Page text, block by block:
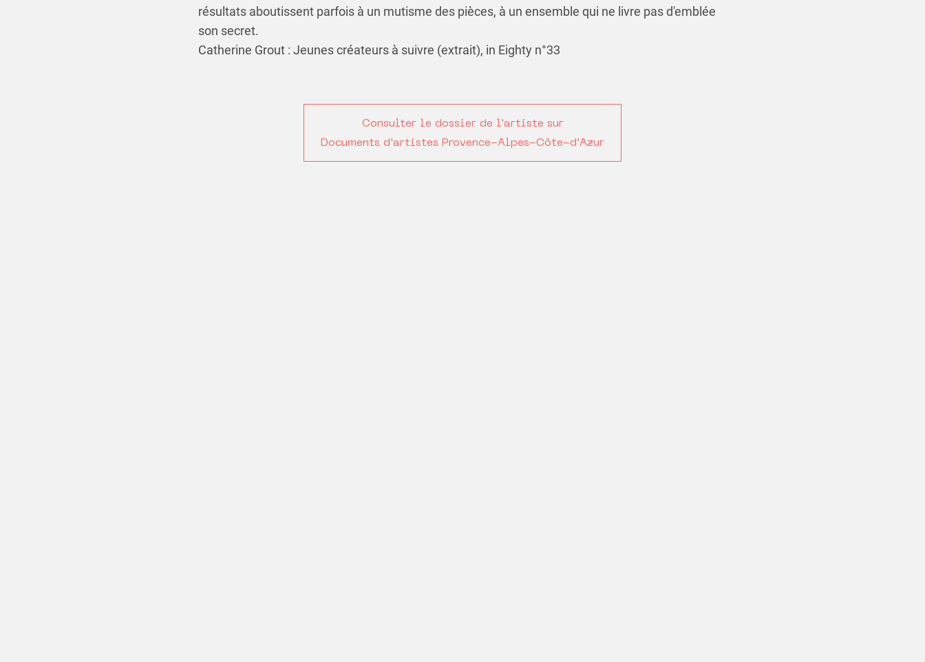
résultats aboutissent parfois à un mutisme des pièces, à un ensemble qui ne livre pas d'emblée
son secret.
Catherine Grout : Jeunes créateurs à suivre (extrait), in Eighty n°33
Consulter le dossier de l'artiste sur
Documents d'artistes Provence-Alpes-Côte-d'Azur